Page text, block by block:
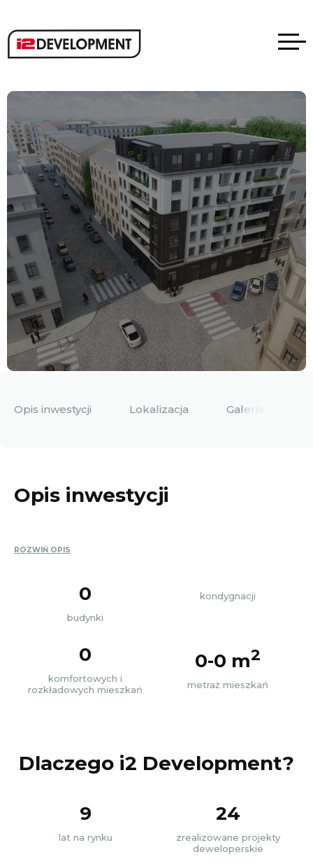
Opis inwestycji Lokalizacja Galeria
Opis inwestycji
ROZWIŃ OPIS
0
budynki
kondygnacji
0
komfortowych i
rozkładowych mieszkań
0-0 m2
metraż mieszkań
Dlaczego i2 Development?
9
lat na rynku
24
zrealizowane projekty
deweloperskie